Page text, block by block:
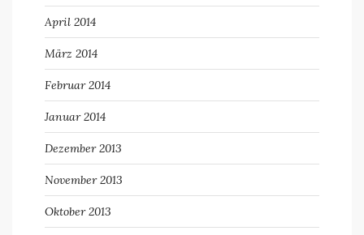
April 2014
März 2014
Februar 2014
Januar 2014
Dezember 2013
November 2013
Oktober 2013